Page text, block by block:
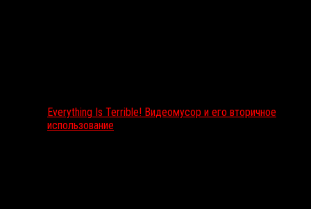
Everything Is Terrible! Видеомусор и его вторичное
использование